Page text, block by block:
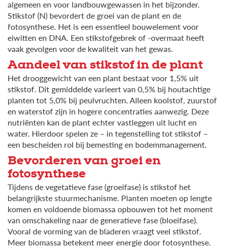
algemeen en voor landbouwgewassen in het bijzonder.
Stikstof (N) bevordert de groei van de plant en de
fotosynthese. Het is een essentieel bouwelement voor
eiwitten en DNA. Een stikstofgebrek of -overmaat heeft
vaak gevolgen voor de kwaliteit van het gewas.
Aandeel van stikstof in de plant
Het drooggewicht van een plant bestaat voor 1,5% uit
stikstof. Dit gemiddelde varieert van 0,5% bij houtachtige
planten tot 5,0% bij peulvruchten. Alleen koolstof, zuurstof
en waterstof zijn in hogere concentraties aanwezig. Deze
nutriënten kan de plant echter vastleggen uit lucht en
water. Hierdoor spelen ze – in tegenstelling tot stikstof –
een bescheiden rol bij bemesting en bodemmanagement.
Bevorderen van groei en
fotosynthese
Tijdens de vegetatieve fase (groeifase) is stikstof het
belangrijkste stuurmechanisme. Planten moeten op lengte
komen en voldoende biomassa opbouwen tot het moment
van omschakeling naar de generatieve fase (bloeifase).
Vooral de vorming van de bladeren vraagt veel stikstof.
Meer biomassa betekent meer energie door fotosynthese.